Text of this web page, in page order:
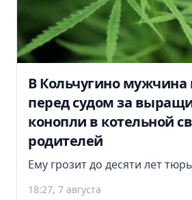
В Кольчугино мужчина
перед судом за
конопли в котельной
родителей
Ему грозит до десяти лет
18:27, 7 августа